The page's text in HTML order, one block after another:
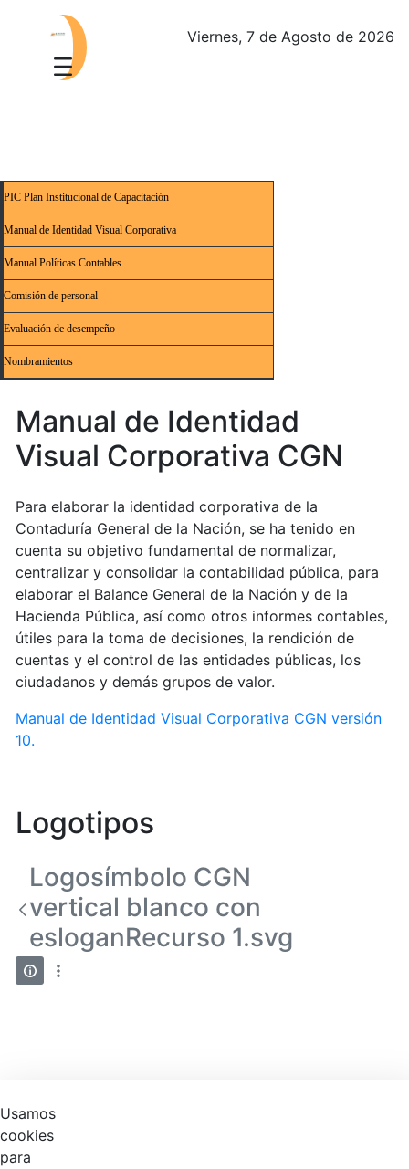
Viernes, 7 de Agosto de 2026
PIC Plan Institucional de Capacitación
Manual de Identidad Visual Corporativa
Manual Políticas Contables
Comisión de personal
Evaluación de desempeño
Nombramientos
Manual de Identidad
Visual Corporativa CGN
Para elaborar la identidad corporativa de la
Contaduría General de la Nación, se ha tenido en
cuenta su objetivo fundamental de normalizar,
centralizar y consolidar la contabilidad pública, para
elaborar el Balance General de la Nación y de la
Hacienda Pública, así como otros informes contables,
útiles para la toma de decisiones, la rendición de
cuentas y el control de las entidades públicas, los
ciudadanos y demás grupos de valor.
Manual de Identidad Visual Corporativa CGN versión
10.
Logotipos
Logosímbolo CGN
vertical blanco con
esloganRecurso 1.svg
Usamos
cookies
para